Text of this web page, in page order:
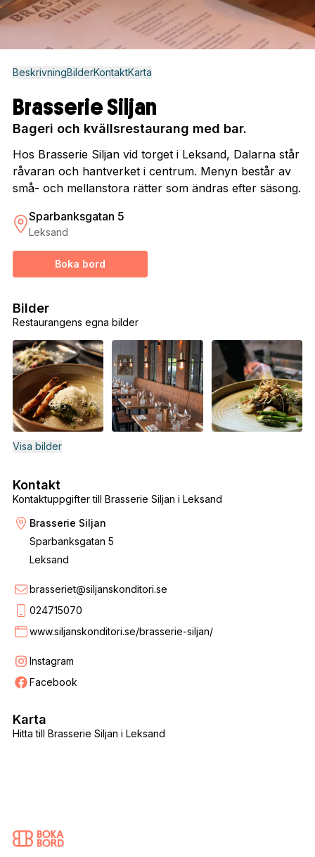
BeskrivningBilderKontaktKarta
Brasserie Siljan
Bageri och kvällsrestaurang med bar.
Hos Brasserie Siljan vid torget i Leksand, Dalarna står
råvaran och hantverket i centrum. Menyn består av
små- och mellanstora rätter som ändras efter säsong.
Sparbanksgatan 5
Leksand
Boka bord
Restaurangens egna bilder
Bilder
Visa bilder
Kontaktuppgifter till Brasserie Siljan i Leksand
Kontakt
Brasserie Siljan
Sparbanksgatan 5
Leksand
brasseriet@siljanskonditori.se
024715070
www.siljanskonditori.se/brasserie-siljan/
Instagram
Facebook
Hitta till Brasserie Siljan i Leksand
Karta